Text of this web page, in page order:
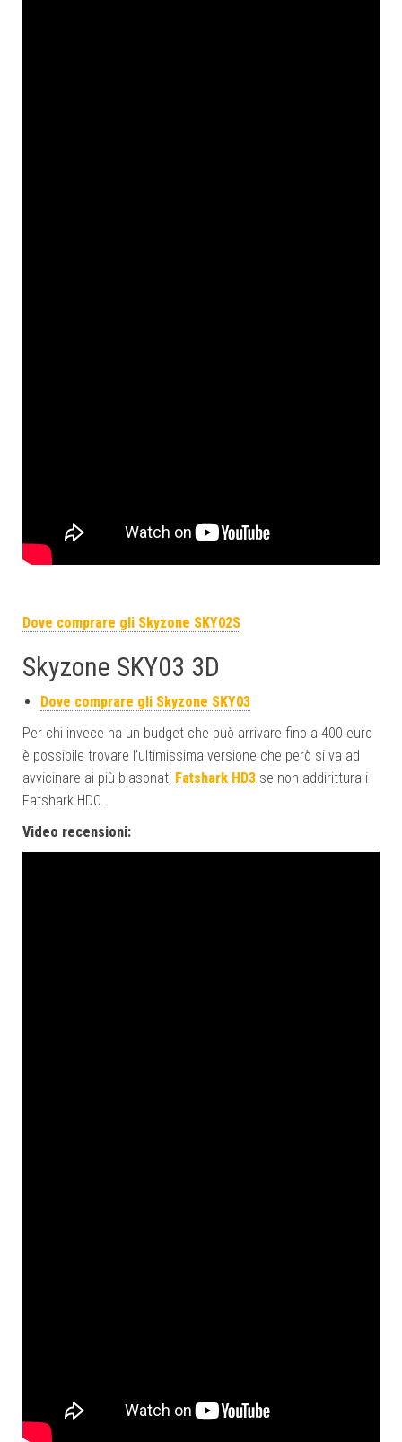
Dove comprare gli Skyzone SKY02S
Skyzone SKY03 3D
Dove comprare gli Skyzone SKY03
Per chi invece ha un budget che può arrivare fino a 400 euro
è possibile trovare l’ultimissima versione che però si va ad
avvicinare ai più blasonati Fatshark HD3 se non addirittura i
Fatshark HDO.
Video recensioni: